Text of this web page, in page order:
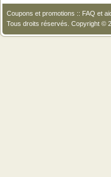
Coupons et promotions :: FAQ et
Tous droits réservés. Copyright ©